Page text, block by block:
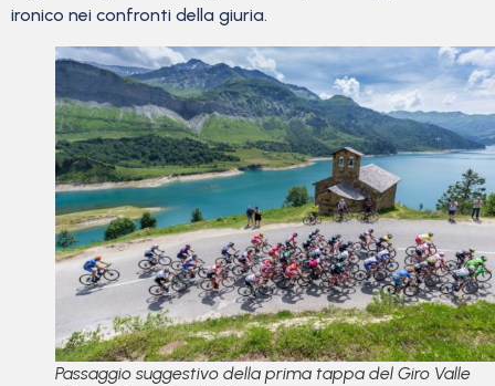
ironico nei confronti della giuria.
Passaggio suggestivo della prima tappa del Giro Valle